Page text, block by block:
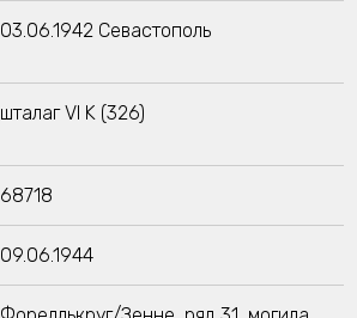
03.06.1942 Севастополь
шталаг VI K (326)
68718
09.06.1944